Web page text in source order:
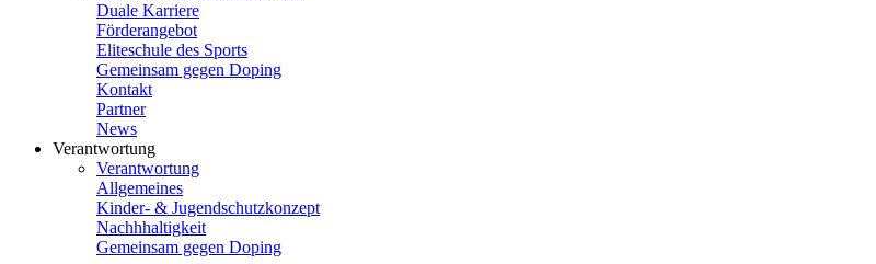
Duale Karriere
Förderangebot
Eliteschule des Sports
Gemeinsam gegen Doping
Kontakt
Partner
News
Verantwortung
Verantwortung
Allgemeines
Kinder- & Jugendschutzkonzept
Nachhhaltigkeit
Gemeinsam gegen Doping